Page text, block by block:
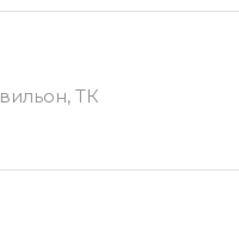
ТК